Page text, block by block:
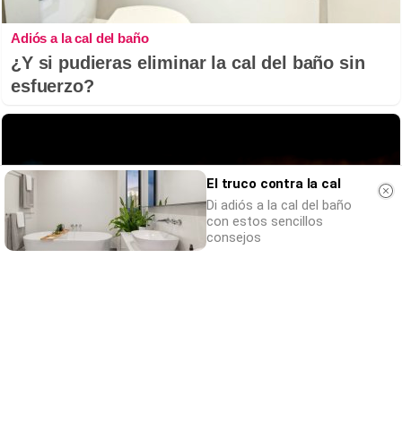
Adiós a la cal del baño
¿Y si pudieras eliminar la cal del baño sin
esfuerzo?
El truco contra la cal
Di adiós a la cal del baño
con estos sencillos
consejos